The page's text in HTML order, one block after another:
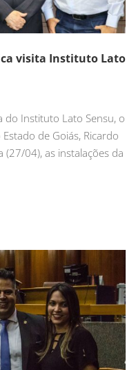
visita Instituto Lato
do Instituto Lato Sensu, o
de Goiás, Ricardo
(27/04), as instalações da